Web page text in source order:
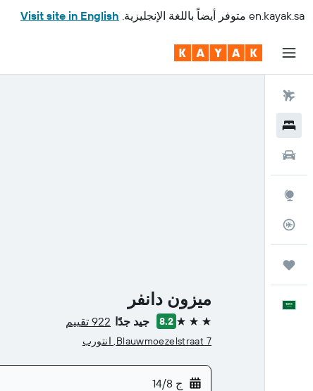
en.kayak.sa متوفر أيضاً باللغة الإنجليزية. Visit site in English
ميزون دانفر
3 نجوم 8.2 جيد جدًا 922 تقييم
Blauwmoezelstraat 7, انتورب
ج 14/8